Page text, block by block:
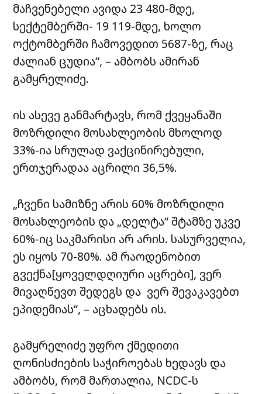
მაჩვენებელი ავიდა 23 480-მდე,
სექტემბერში- 19 119-მდე, ხოლო
ოქტომბერში ჩამოვედით 5687-ზე, რაც
ძალიან ცუდია“, – ამბობს ამირან
გამყრელიძე.
ის ასევე განმარტავს, რომ ქვეყანაში
მოზრდილი მოსახლეობის მხოლოდ
33%-ია სრულად ვაქცინირებული,
ერთჯერადაა აცრილი 36,5%.
„ჩვენი სამიზნე არის 60% მოზრდილი
მოსახლეობის და „დელტა“ შტამზე უკვე
60%-იც საკმარისი არ არის. სასურველია,
ეს იყოს 70-80%. ამ რაოდენობით
გვექნა[ყოველდღიური აცრები], ვერ
მივაღწევთ შედეგს და ვერ შევაკავებთ
ეპიდემიას“, – აცხადებს ის.
გამყრელიძე უფრო ქმედითი
ღონისძიების საჭიროებას ხედავს და
ამბობს, რომ მართალია, NCDC-ს